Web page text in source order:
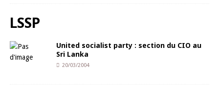
LSSP
United socialist party : section du CIO au
Sri Lanka
20/03/2004